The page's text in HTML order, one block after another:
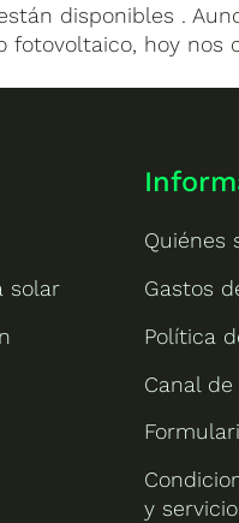
disponibles .
fotovoltaico, hoy
solar
Quiénes
Gastos
Política
Canal
y